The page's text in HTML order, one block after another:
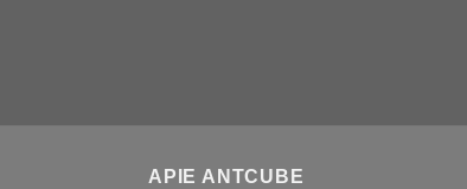
APIE ANTCUBE